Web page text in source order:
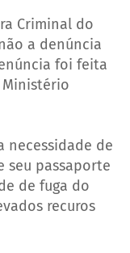
Criminal do
a denúncia
foi feita
necessidade de
seu passaporte
de fuga do
recuros